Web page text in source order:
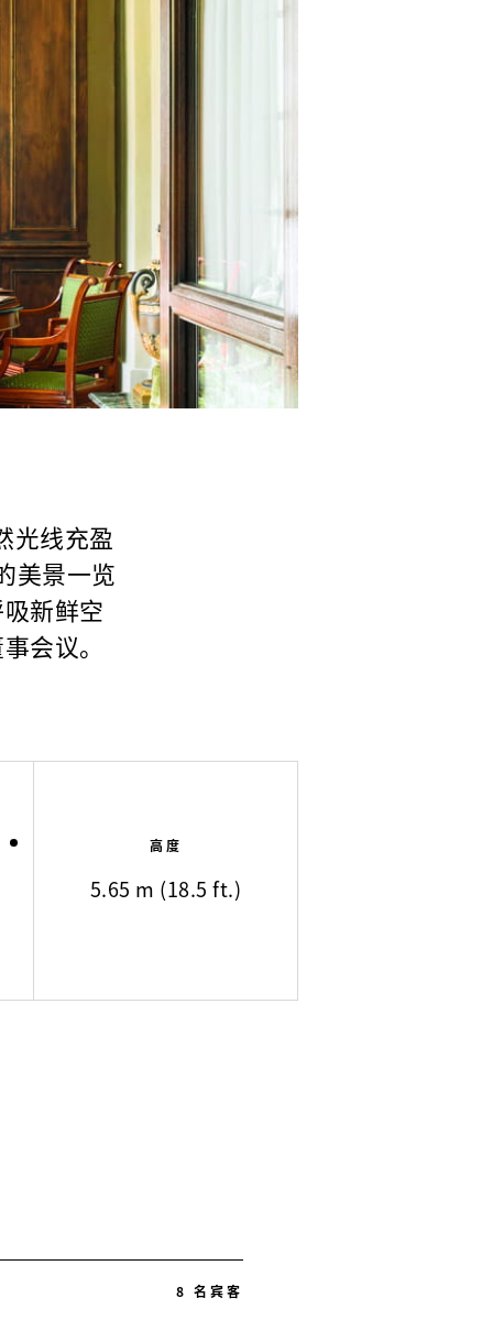
光线充盈
美景一览
新鲜空
会议。
高度
5.65 m (18.5 ft.)
8 名宾客